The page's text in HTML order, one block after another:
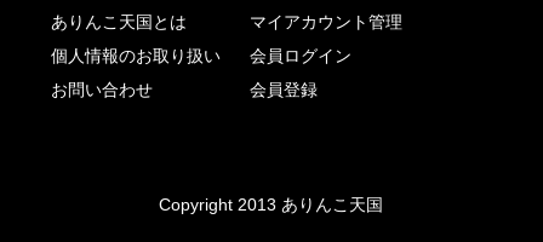
ありんこ天国とは
個人情報のお取り扱い
お問い合わせ
マイアカウント管理
会員ログイン
会員登録
Copyright 2013 ありんこ天国